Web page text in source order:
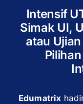
Intensif
Simak UI,
atau
Edumatrix